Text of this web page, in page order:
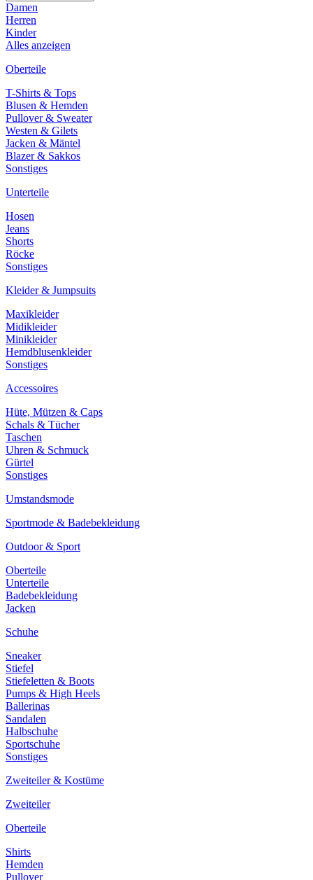
Damen
Herren
Kinder
Alles anzeigen
Oberteile
T-Shirts & Tops
Blusen & Hemden
Pullover & Sweater
Westen & Gilets
Jacken & Mäntel
Blazer & Sakkos
Sonstiges
Unterteile
Hosen
Jeans
Shorts
Röcke
Sonstiges
Kleider & Jumpsuits
Maxikleider
Midikleider
Minikleider
Hemdblusenkleider
Sonstiges
Accessoires
Hüte, Mützen & Caps
Schals & Tücher
Taschen
Uhren & Schmuck
Gürtel
Sonstiges
Umstandsmode
Sportmode & Badebekleidung
Outdoor & Sport
Oberteile
Unterteile
Badebekleidung
Jacken
Schuhe
Sneaker
Stiefel
Stiefeletten & Boots
Pumps & High Heels
Ballerinas
Sandalen
Halbschuhe
Sportschuhe
Sonstiges
Zweiteiler & Kostüme
Zweiteiler
Oberteile
Shirts
Hemden
Pullover